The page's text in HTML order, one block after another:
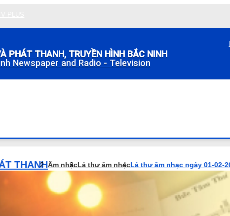
PHÁT THANH, TRUYỀN HÌNH BẮC NINH
Newspaper and Radio - Television
THANHÂm nhạcLá thư âm nhạcLá thư âm nhạc ngày 01-02-